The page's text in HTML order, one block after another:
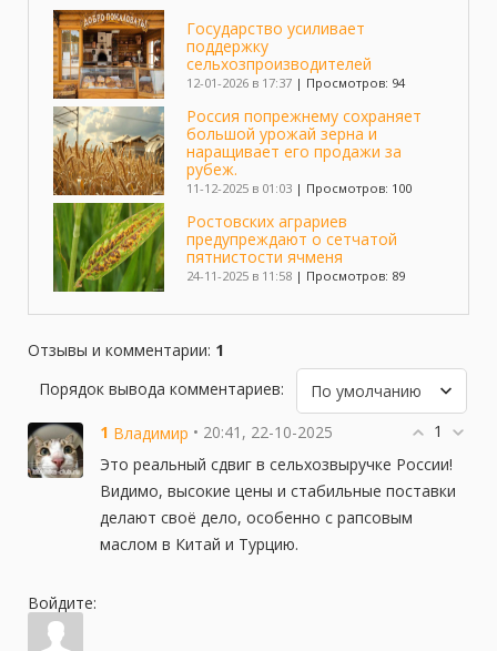
Государство усиливает
поддержку
сельхозпроизводителей
12-01-2026 в 17:37 | Просмотров: 94
Россия попрежнему сохраняет
большой урожай зерна и
наращивает его продажи за
рубеж.
11-12-2025 в 01:03 | Просмотров: 100
Ростовских аграриев
предупреждают о сетчатой
пятнистости ячменя
24-11-2025 в 11:58 | Просмотров: 89
В России в этом году
по экспорту зерно
|Просмотров: 125
Как зимой уберечь дачу от
вторжения злоумышленников:
11-10-2025 в 13:47|Просмотров: 115
2 миллиона дач могут стать
жилыми домами - считают
эксперты
Отзывы и комментарии: 1
Порядок вывода комментариев:
1
1 Владимир • 20:41, 22-10-2025
Это реальный сдвиг в сельхозвыручке России!
Видимо, высокие цены и стабильные поставки
делают своё дело, особенно с рапсовым
маслом в Китай и Турцию.
Войдите: